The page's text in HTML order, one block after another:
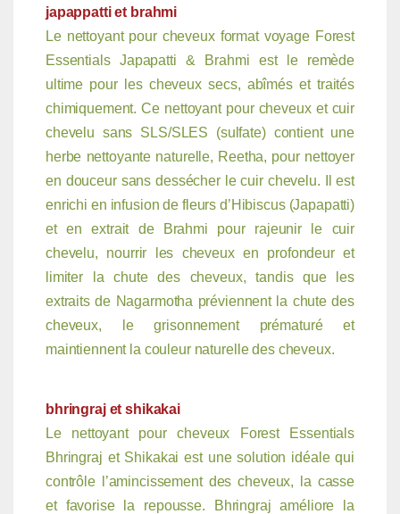
japappatti et brahmi
Le nettoyant pour cheveux format voyage Forest
Essentials Japapatti & Brahmi est le remède
ultime pour les cheveux secs, abîmés et traités
chimiquement. Ce nettoyant pour cheveux et cuir
chevelu sans SLS/SLES (sulfate) contient une
herbe nettoyante naturelle, Reetha, pour nettoyer
en douceur sans dessécher le cuir chevelu. Il est
enrichi en infusion de fleurs d’Hibiscus (Japapatti)
et en extrait de Brahmi pour rajeunir le cuir
chevelu, nourrir les cheveux en profondeur et
limiter la chute des cheveux, tandis que les
extraits de Nagarmotha préviennent la chute des
cheveux, le grisonnement prématuré et
maintiennent la couleur naturelle des cheveux.
bhringraj et shikakai
Le nettoyant pour cheveux Forest Essentials
Bhringraj et Shikakai est une solution idéale qui
contrôle l’amincissement des cheveux, la casse
et favorise la repousse. Bhringraj améliore la